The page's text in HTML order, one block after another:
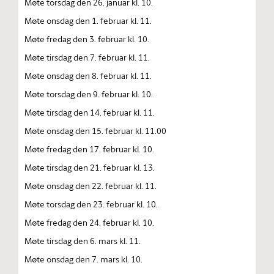
Møte onsdag den 1. februar kl. 11.
Møte fredag den 3. februar kl. 10.
Møte tirsdag den 7. februar kl. 11.
Møte onsdag den 8. februar kl. 11.
Møte torsdag den 9. februar kl. 10.
Møte tirsdag den 14. februar kl. 11.
Møte onsdag den 15. februar kl. 11.00
Møte fredag den 17. februar kl. 10.
Møte tirsdag den 21. februar kl. 13.
Møte onsdag den 22. februar kl. 11.
Møte torsdag den 23. februar kl. 10.
Møte fredag den 24. februar kl. 10.
Møte tirsdag den 6. mars kl. 11.
Møte onsdag den 7. mars kl. 10.